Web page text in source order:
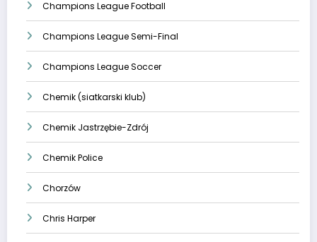
Champions League Football
Champions League Semi-Final
Champions League Soccer
Chemik (siatkarski klub)
Chemik Jastrzębie-Zdrój
Chemik Police
Chorzów
Chris Harper